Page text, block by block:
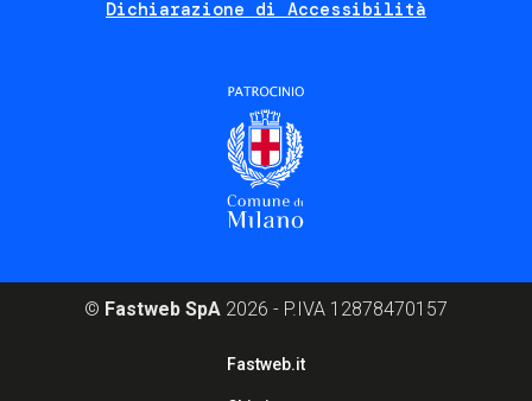
Dichiarazione di Accessibilità
© Fastweb SpA 2026 - P.IVA 12878470157
Fastweb.it